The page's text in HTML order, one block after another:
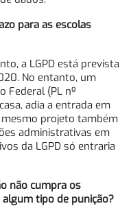
para as escolas
a LGPD está prevista
No entanto, um
Federal (PL nº
adia a entrada em
mesmo projeto também
administrativas em
da LGPD só entraria
não cumpra os
tipo de punição?